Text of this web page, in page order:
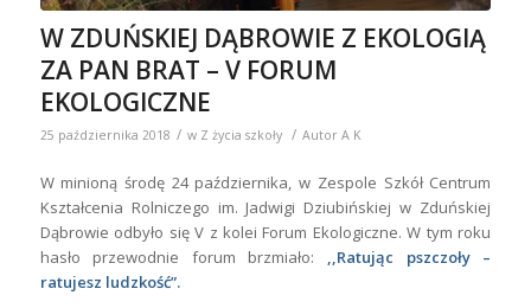
W ZDUŃSKIEJ DĄBROWIE Z EKOLOGIĄ
ZA PAN BRAT – V FORUM
EKOLOGICZNE
25 października 2018 / w Z życia szkoły / Autor A K
W minioną środę 24 października, w Zespole Szkół Centrum
Kształcenia Rolniczego im. Jadwigi Dziubińskiej w Zduńskiej
Dąbrowie odbyło się V z kolei Forum Ekologiczne. W tym roku
hasło przewodnie forum brzmiało: ,,Ratując pszczoły –
ratujesz ludzkość”.